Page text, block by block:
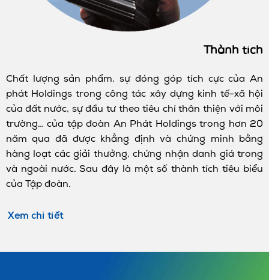
Thành tích
Chất lượng sản phẩm, sự đóng góp tích cực của An
phát Holdings trong công tác xây dựng kinh tế-xã hội
của đất nước, sự đầu tư theo tiêu chí thân thiện với môi
trường… của tập đoàn An Phát Holdings trong hơn 20
năm qua đã được khẳng định và chứng minh bằng
hàng loạt các giải thưởng, chứng nhận danh giá trong
và ngoài nước. Sau đây là một số thành tích tiêu biểu
của Tập đoàn.
Xem chi tiết